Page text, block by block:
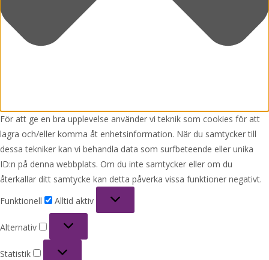
För att ge en bra upplevelse använder vi teknik som cookies för att
lagra och/eller komma åt enhetsinformation. När du samtycker till
dessa tekniker kan vi behandla data som surfbeteende eller unika
ID:n på denna webbplats. Om du inte samtycker eller om du
återkallar ditt samtycke kan detta påverka vissa funktioner negativt.
Funktionell
Alltid aktiv
Alternativ
Statistik